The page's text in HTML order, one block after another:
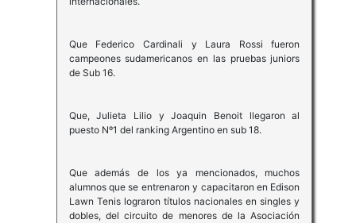
Que Federico Cardinali y Laura Rossi fueron
campeones sudamericanos en las pruebas juniors
de Sub 16.
Que, Julieta Lilio y Joaquin Benoit llegaron al
puesto Nº1 del ranking Argentino en sub 18.
Que además de los ya mencionados, muchos
alumnos que se entrenaron y capacitaron en Edison
Lawn Tenis lograron títulos nacionales en singles y
dobles, del circuito de menores de la Asociación